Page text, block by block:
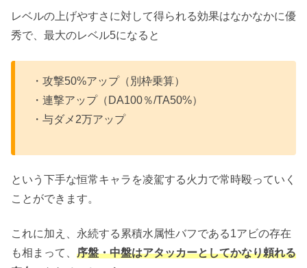
レベルの上げやすさに対して得られる効果はなかなかに優
秀で、最大のレベル5になると
・攻撃50%アップ（別枠乗算）
・連撃アップ（DA100％/TA50%）
・与ダメ2万アップ
という下手な恒常キャラを凌駕する火力で常時殴っていく
ことができます。
これに加え、永続する累積水属性バフである1アビの存在
も相まって、 序盤・中盤はアタッカーとしてかなり頼れる